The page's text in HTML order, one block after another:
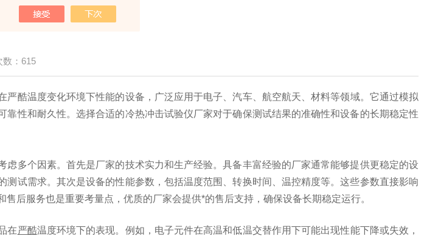
数：615
严酷温度变化环境下性能的设备，广泛应用于电子、汽车、航空航天、材料等领域。它通过模拟
靠性和耐久性。选择合适的冷热冲击试验仪厂家对于确保测试结果的准确性和设备的长期稳定性
虑多个因素。首先是厂家的技术实力和生产经验。具备丰富经验的厂家通常能够提供更稳定的设
测试需求。其次是设备的性能参数，包括温度范围、转换时间、温控精度等。这些参数直接影响
后服务也是重要考量点，优质的厂家会提供*的售后支持，确保设备长期稳定运行。
在严酷温度环境下的表现。例如，电子元件在高温和低温交替作用下可能出现性能下降或失效，